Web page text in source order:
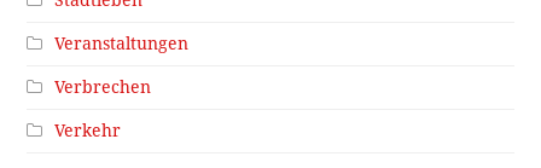
Veranstaltungen
Verbrechen
Verkehr